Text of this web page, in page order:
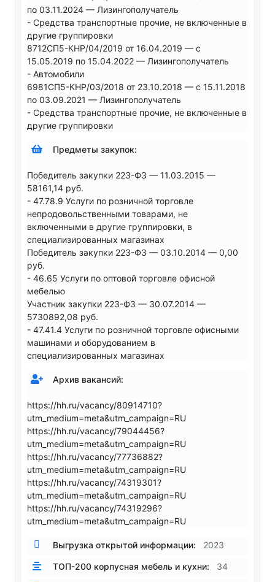
по 03.11.2024 — Лизингополучатель
- Средства транспортные прочие, не включенные в
другие группировки
8712СП5-КНР/04/2019 от 16.04.2019 — с
15.05.2019 по 15.04.2022 — Лизингополучатель
- Автомобили
6981СП5-КНР/03/2018 от 23.10.2018 — с 15.11.2018
по 03.09.2021 — Лизингополучатель
- Средства транспортные прочие, не включенные в
другие группировки
Предметы закупок:
Победитель закупки 223-ФЗ — 11.03.2015 —
58161,14 руб.
- 47.78.9 Услуги по розничной торговле
непродовольственными товарами, не
включенными в другие группировки, в
специализированных магазинах
Победитель закупки 223-ФЗ — 03.10.2014 — 0,00
руб.
- 46.65 Услуги по оптовой торговле офисной
мебелью
Участник закупки 223-ФЗ — 30.07.2014 —
5730892,08 руб.
- 47.41.4 Услуги по розничной торговле офисными
машинами и оборудованием в
специализированных магазинах
Архив вакансий:
https://hh.ru/vacancy/80914710?
utm_medium=meta&utm_campaign=RU
https://hh.ru/vacancy/79044456?
utm_medium=meta&utm_campaign=RU
https://hh.ru/vacancy/77736882?
utm_medium=meta&utm_campaign=RU
https://hh.ru/vacancy/74319301?
utm_medium=meta&utm_campaign=RU
https://hh.ru/vacancy/74319296?
utm_medium=meta&utm_campaign=RU
Выгрузка открытой информации: 2023
ТОП-200 корпусная мебель и кухни: 34